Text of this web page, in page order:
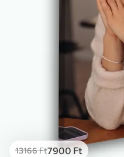
13166Ft7900 Ft